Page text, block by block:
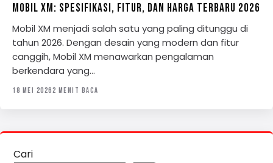
MOBIL XM: SPESIFIKASI, FITUR, DAN HARGA TERBARU 2026
Mobil XM menjadi salah satu yang paling ditunggu di
tahun 2026. Dengan desain yang modern dan fitur
canggih, Mobil XM menawarkan pengalaman
berkendara yang…
18 MEI 20262 MENIT BACA
Cari